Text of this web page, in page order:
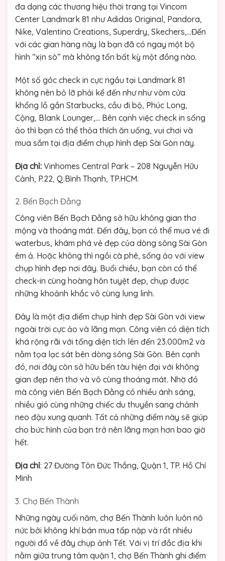
đa dạng các thương hiệu thời trang tại Vincom
Center Landmark 81 như Adidas Original, Pandora,
Nike, Valentino Creations, Superdry, Skechers,…Đến
với các gian hàng này là bạn đã có ngay một bộ
hình “xịn sò” mà không tốn bất kỳ một đồng nào.
Một số góc check in cực ngầu tại Landmark 81
không nên bỏ lỡ phải kể đến như như vòm cửa
khổng lồ gần Starbucks, cầu đi bộ, Phúc Long,
Cộng, Blank Lounger,… Bên cạnh việc check in sống
ảo thì bạn có thể thỏa thích ăn uống, vui chơi và
mua sắm tại địa điểm chụp hình đẹp Sài Gòn này.
Địa chỉ: Vinhomes Central Park – 208 Nguyễn Hữu
Cảnh, P.22, Q.Bình Thạnh, TP.HCM.
2. Bến Bạch Đằng
Công viên Bến Bạch Đằng sở hữu không gian thơ
mộng và thoáng mát. Đến đây, bạn có thể mua vé đi
waterbus, khám phá vẻ đẹp của dòng sông Sài Gòn
êm ả. Hoặc không thì ngồi cà phê, sống ảo với view
chụp hình đẹp nơi đây. Buổi chiều, bạn còn có thể
check-in cùng hoàng hôn tuyệt đẹp, chụp được
những khoảnh khắc vô cùng lung linh.
Đây là một địa điểm chụp hình đẹp Sài Gòn với view
ngoài trời cực ảo và lãng mạn. Công viên có diện tích
khá rộng rãi với tổng diện tích lên đến 23.000m2 và
nằm tọa lạc sát bên dòng sông Sài Gòn. Bên cạnh
đó, nơi đây còn sở hữu bến tàu hiện đại với không
gian đẹp nên thơ và vô cùng thoáng mát. Nhờ đó
mà công viên Bến Bạch Đằng có nhiều ánh sáng,
nhiều gió cùng những chiếc du thuyền sang chảnh
neo đậu xung quanh. Tất cả những điểm này sẽ giúp
cho bức hình của bạn trở nên lãng mạn hơn bao giờ
hết.
Địa chỉ: 27 Đường Tôn Đức Thắng, Quận 1, TP. Hồ Chí
Minh
3. Chợ Bến Thành
Những ngày cuối năm, chợ Bến Thành luôn luôn nô
nức bởi không khí bán mua tấp nập và rất nhiều
người đổ về đây chụp ảnh Tết. Với vị trí đắc địa khi
nằm giữa trung tâm quận 1, chợ Bến Thành ghi điểm